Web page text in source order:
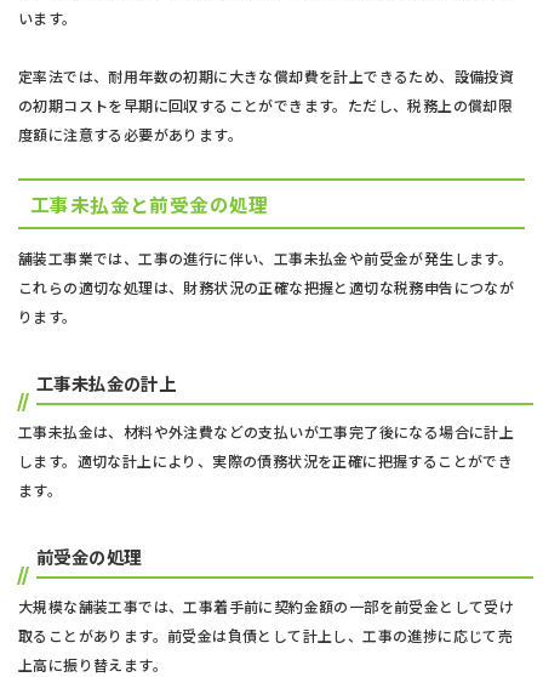
います。
定率法では、耐用年数の初期に大きな償却費を計上できるため、設備投資
の初期コストを早期に回収することができます。ただし、税務上の償却限
度額に注意する必要があります。
工事未払金と前受金の処理
舗装工事業では、工事の進行に伴い、工事未払金や前受金が発生します。
これらの適切な処理は、財務状況の正確な把握と適切な税務申告につなが
ります。
工事未払金の計上
工事未払金は、材料や外注費などの支払いが工事完了後になる場合に計上
します。適切な計上により、実際の債務状況を正確に把握することができ
ます。
前受金の処理
大規模な舗装工事では、工事着手前に契約金額の一部を前受金として受け
取ることがあります。前受金は負債として計上し、工事の進捗に応じて売
上高に振り替えます。